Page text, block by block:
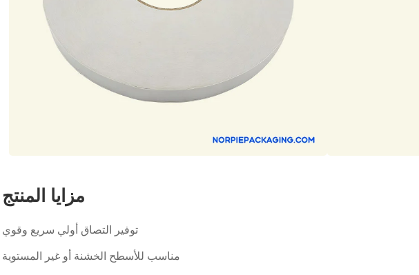
مزايا المنتج
توفير التصاق أولي سريع وقوي
مناسب للأسطح الخشنة أو غير المستوية